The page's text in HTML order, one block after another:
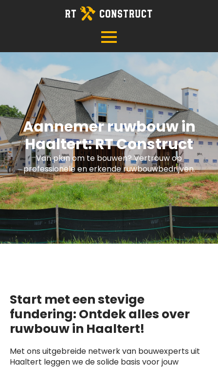
Aannemer ruwbouw in
Haaltert: RT Construct
Van plan om te bouwen? Vertrouw op
professionele en erkende ruwbouwbedrijven.
Start met een stevige
fundering: Ontdek alles over
ruwbouw in Haaltert!
Met ons uitgebreide netwerk van bouwexperts uit
Haaltert leggen we de solide basis voor jouw